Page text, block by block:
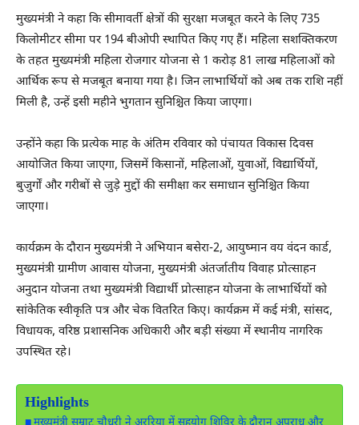
मुख्यमंत्री ने कहा कि सीमावर्ती क्षेत्रों की सुरक्षा मजबूत करने के लिए 735
किलोमीटर सीमा पर 194 बीओपी स्थापित किए गए हैं। महिला सशक्तिकरण
के तहत मुख्यमंत्री महिला रोजगार योजना से 1 करोड़ 81 लाख महिलाओं को
आर्थिक रूप से मजबूत बनाया गया है। जिन लाभार्थियों को अब तक राशि नहीं
मिली है, उन्हें इसी महीने भुगतान सुनिश्चित किया जाएगा।
उन्होंने कहा कि प्रत्येक माह के अंतिम रविवार को पंचायत विकास दिवस
आयोजित किया जाएगा, जिसमें किसानों, महिलाओं, युवाओं, विद्यार्थियों,
बुजुर्गों और गरीबों से जुड़े मुद्दों की समीक्षा कर समाधान सुनिश्चित किया
जाएगा।
कार्यक्रम के दौरान मुख्यमंत्री ने अभियान बसेरा-2, आयुष्मान वय वंदन कार्ड,
मुख्यमंत्री ग्रामीण आवास योजना, मुख्यमंत्री अंतर्जातीय विवाह प्रोत्साहन
अनुदान योजना तथा मुख्यमंत्री विद्यार्थी प्रोत्साहन योजना के लाभार्थियों को
सांकेतिक स्वीकृति पत्र और चेक वितरित किए। कार्यक्रम में कई मंत्री, सांसद,
विधायक, वरिष्ठ प्रशासनिक अधिकारी और बड़ी संख्या में स्थानीय नागरिक
उपस्थित रहे।
Highlights